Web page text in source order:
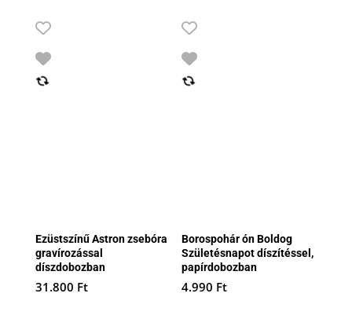
Ezüstszínű Astron zsebóra
gravírozással
díszdobozban
31.800 Ft
Borospohár ón Boldog
Születésnapot díszítéssel,
papírdobozban
4.990 Ft